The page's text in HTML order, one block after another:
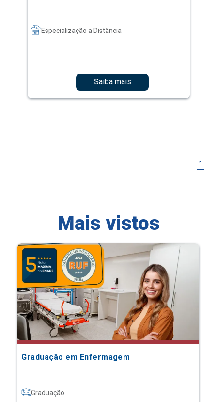
Especialização a Distância
Saiba mais
1
Mais vistos
Graduação em Enfermagem
Graduação